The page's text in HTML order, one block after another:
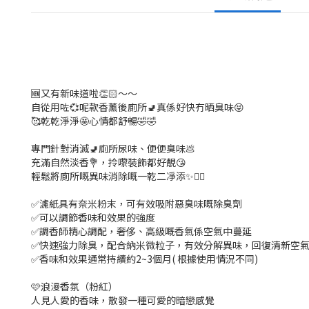
🆕又有新味道啦👏🏻～～
自從用咗💞呢款香薰後廁所🚽真係好快冇晒臭味😝
🥰乾乾淨淨🤩心情都舒暢🤣🤣
專門針對消滅🚽廁所尿味、便便臭味💩
充滿自然淡香💐，拎嚟裝飾都好靚😘
輕鬆將廁所嘅異味消除嘅一乾二凈添✨👍🏻
✅濾紙具有奈米粉末，可有效吸附惡臭味嘅除臭劑
✅可以調節香味和效果的強度
✅調香師精心調配，奢侈、高級嘅香氣係空氣中蔓延
✅快速強力除臭，配合納米微粒子，有效分解異味，回復清新空氣
✅香味和效果通常持續約2~3個月( 根據使用情況不同)
🩷浪漫香氛（粉紅）
人見人愛的香味，散發一種可愛的暗戀感覺